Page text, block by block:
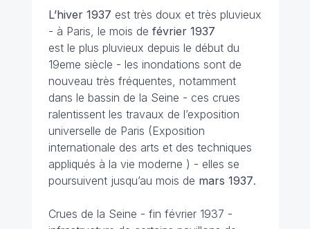
L’hiver 1937 est très doux et très pluvieux
- à Paris, le mois de février 1937
est le plus pluvieux depuis le début du
19eme siècle - les inondations sont de
nouveau très fréquentes, notamment
dans le bassin de la Seine - ces crues
ralentissent les travaux de l’exposition
universelle de Paris (Exposition
internationale des arts et des techniques
appliqués à la vie moderne ) - elles se
poursuivent jusqu’au mois de mars 1937.
Crues de la Seine - fin février 1937 -